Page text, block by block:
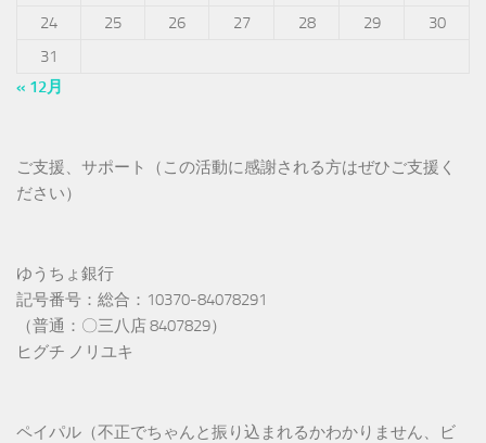
24
25 26 27 28 29
30
31
« 12月
ご支援、サポート（この活動に感謝される方はぜひご支援く
ださい）
ゆうちょ銀行
記号番号：総合：10370-84078291
（普通：〇三八店 8407829）
ヒグチ ノリユキ
ペイパル（不正でちゃんと振り込まれるかわかりません、ビ